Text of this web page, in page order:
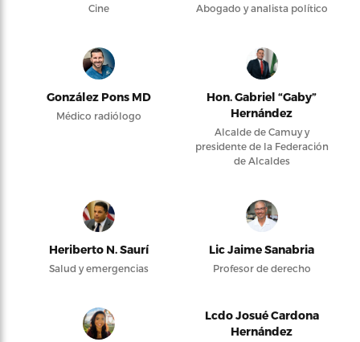
Cine Abogado y analista político
González Pons MD
Médico radiólogo
Hon. Gabriel “Gaby”
Hernández
Alcalde de Camuy y
presidente de la Federación
de Alcaldes
Heriberto N. Saurí
Salud y emergencias
Lic Jaime Sanabria
Profesor de derecho
Lcdo Josué Cardona
Hernández